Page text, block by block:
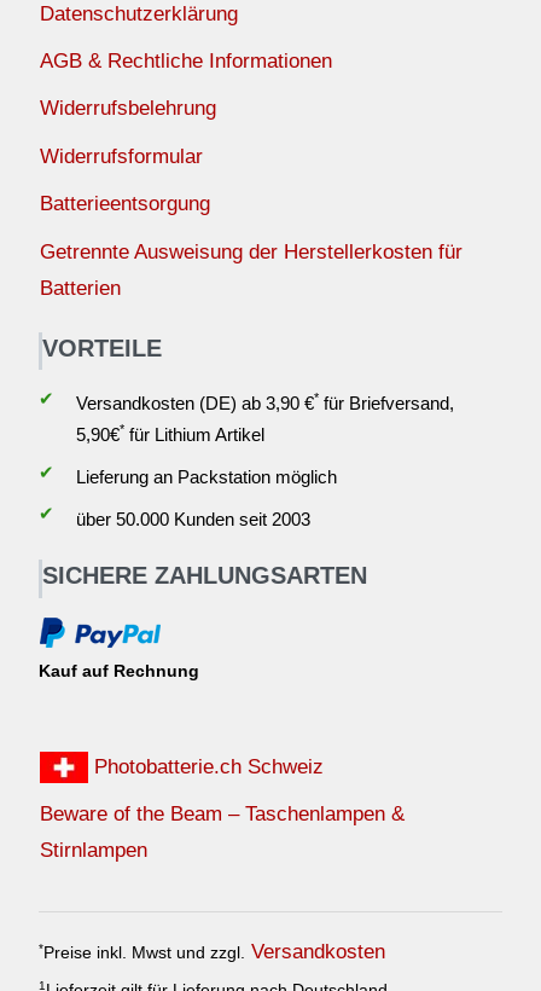
Datenschutzerklärung
AGB & Rechtliche Informationen
Widerrufsbelehrung
Widerrufsformular
Batterieentsorgung
Getrennte Ausweisung der Herstellerkosten für
Batterien
VORTEILE
✔ Versandkosten (DE) ab 3,90 €*für Briefversand,
5,90€*für Lithium Artikel
✔
Lieferung an Packstation möglich
✔
über 50.000 Kunden seit 2003
SICHERE ZAHLUNGSARTEN
Kauf auf Rechnung
Photobatterie.ch Schweiz
Beware of the Beam – Taschenlampen &
Stirnlampen
*Preise inkl. Mwst und zzgl. Versandkosten
1